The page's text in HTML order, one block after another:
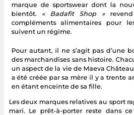
marque de sportswear dont la
bientôt. « Badafit Shop »
compléments alimentaires pour
suivent un régime.
Pour autant, il ne s’agit pas d’une
des marchandises sans histoire.
un aspect de la vie de Maeva
a été créée par sa mère il y a trente
en étant enceinte de sa fille.
Les deux marques relatives au sport
mari. Le prêt-à-porter reste dans